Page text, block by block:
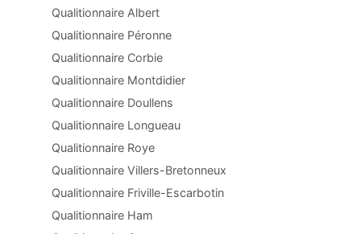
Qualitionnaire Albert
Qualitionnaire Péronne
Qualitionnaire Corbie
Qualitionnaire Montdidier
Qualitionnaire Doullens
Qualitionnaire Longueau
Qualitionnaire Roye
Qualitionnaire Villers-Bretonneux
Qualitionnaire Friville-Escarbotin
Qualitionnaire Ham